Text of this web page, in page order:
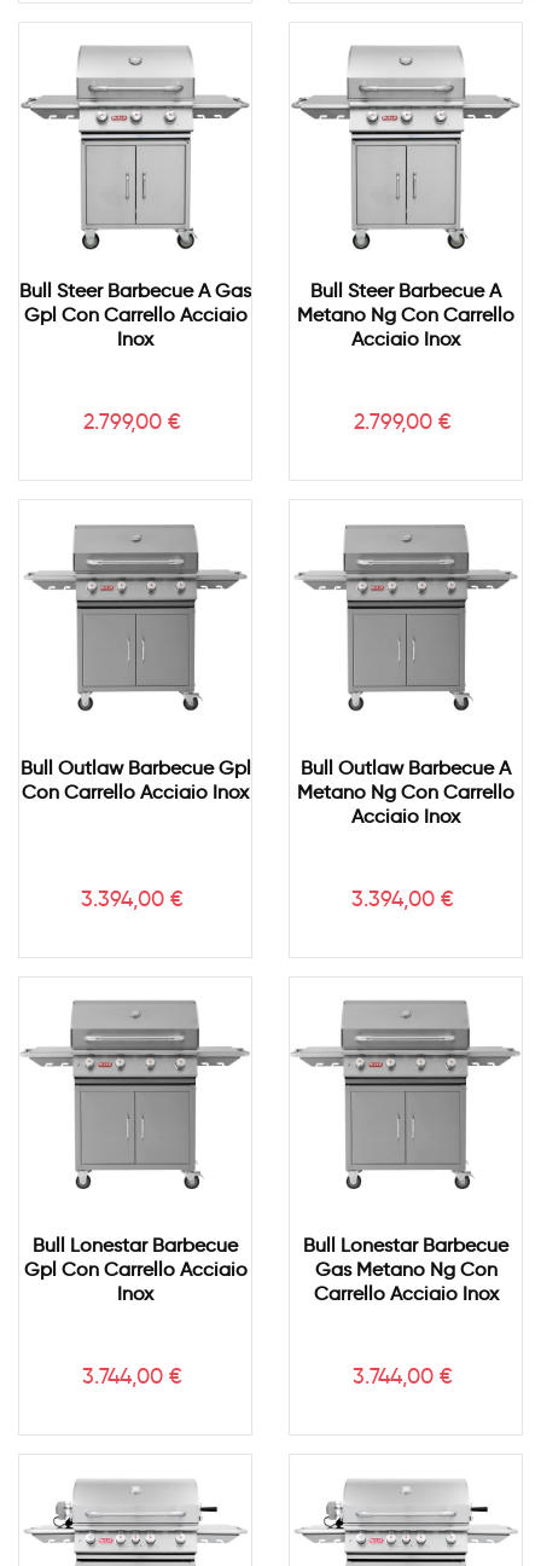
Bull Steer Barbecue A Gas
Gpl Con Carrello Acciaio
Inox
Prezzo
2.799,00 €
Bull Steer Barbecue A
Metano Ng Con Carrello
Acciaio Inox
Prezzo
2.799,00 €
Bull Outlaw Barbecue Gpl
Con Carrello Acciaio Inox
Prezzo
3.394,00 €
Bull Outlaw Barbecue A
Metano Ng Con Carrello
Acciaio Inox
Prezzo
3.394,00 €
Bull Lonestar Barbecue
Gpl Con Carrello Acciaio
Inox
Prezzo
3.744,00 €
Bull Lonestar Barbecue
Gas Metano Ng Con
Carrello Acciaio Inox
Prezzo
3.744,00 €